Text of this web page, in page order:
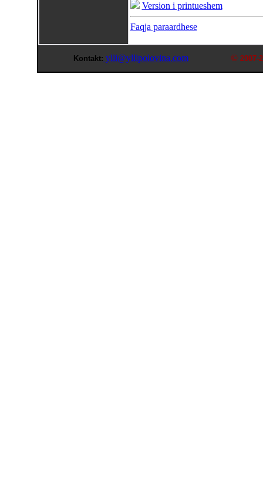
Version i printueshem
Faqja paraardhese
Kontakt: ylli@yllipolovina.com © 2007-